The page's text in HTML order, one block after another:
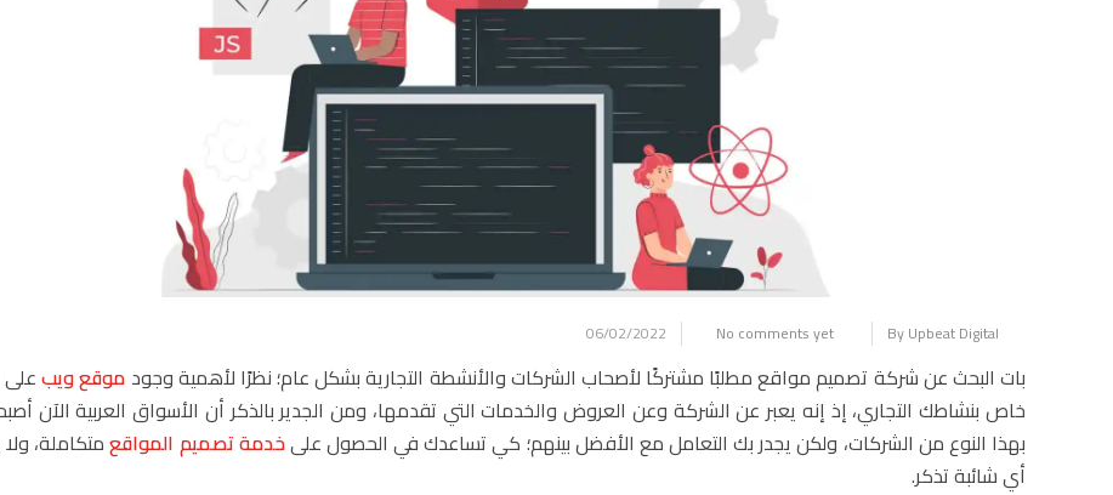
06/02/2022 By Upbeat Digital
No comments yet
بات البحث عنشركة تصميم مواقعمطلبًا مشتركًا لأصحاب الشركات والأنشطة التجارية بشكل عام؛ نظرًا لأهمية وجود موقع ويبعلى
خاص بنشاطك التجاري، إذ إنه يعبر عن الشركة وعن العروض والخدمات التي تقدمها، ومن الجدير بالذكر أن الأسواق العربية الآن
بهذا النوع من الشركات، ولكن يجدر بك التعامل مع الأفضل بينهم؛ كي تساعدك في الحصول علىخدمة تصميم المواقعمتكاملة،
أي شائبة تذكر.